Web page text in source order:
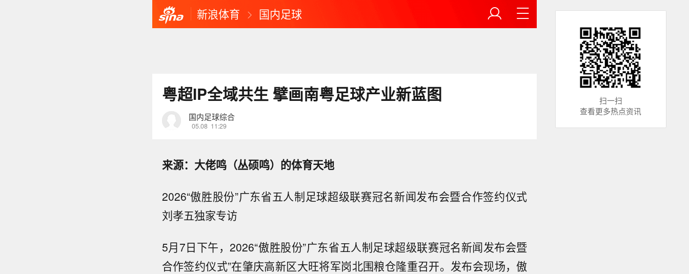
新浪体育 国内足球
粤超IP全域共生 擘画南粤足球产业新蓝图
国内足球综合
05.08 11:29
来源：大佬鸣（丛硕鸣）的体育天地
2026“傲胜股份”广东省五人制足球超级联赛冠名新闻发布会暨合作签约仪式
刘孝五独家专访
5月7日下午，2026“傲胜股份”广东省五人制足球超级联赛冠名新闻发布会暨
合作签约仪式”在肇庆高新区大旺将军岗北围粮仓隆重召开。发布会现场，傲
扫一扫
查看更多热点资讯